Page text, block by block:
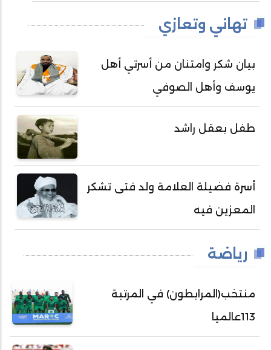
تهاني وتعازي
بيان شكر وامتنان من أسرتي أهل
يوسف وأهل الصوفي
طفل بعقل راشد
أسرة فضيلة العلامة ولد فتى تشكر
المعزين فيه
رياضة
منتخب(المرابطون) في المرتبة
113عالميا